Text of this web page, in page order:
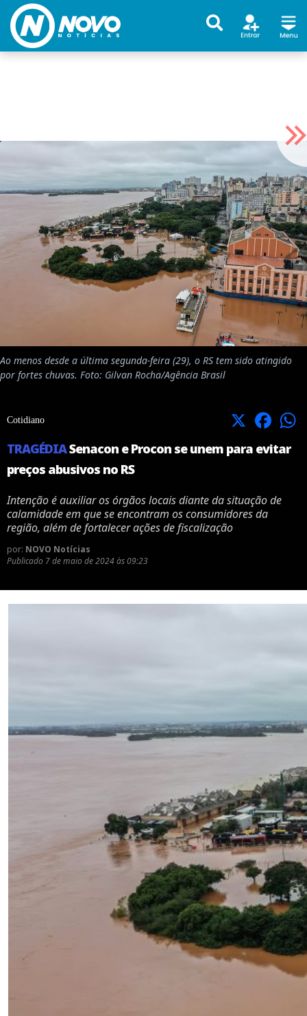
Ao menos desde a última segunda-feira (29), o RS tem sido atingido
por fortes chuvas. Foto: Gilvan Rocha/Agência Brasil
Cotidiano X Facebook
TRAGÉDIASenacon e Procon se unem para evitar
preços abusivos no RS
Intenção é auxiliar os órgãos locais diante da situação de
calamidade em que se encontram os consumidores da
região, além de fortalecer ações de fiscalização
por: NOVO Notícias
Publicado 7 de maio de 2024 às 09:23